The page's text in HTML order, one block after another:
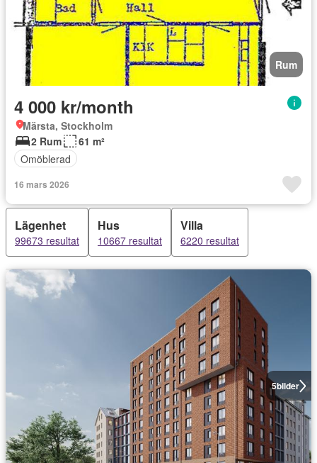
Rum
4 000 kr/month
Märsta, Stockholm
2 Rum
61 m²
Omöblerad
16 mars 2026
Lägenhet
99673 resultat
Hus
10667 resultat
Villa
6220 resultat
5bilder